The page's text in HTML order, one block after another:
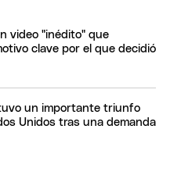
video "inédito" que
clave por el que decidió
un importante triunfo
Unidos tras una demanda